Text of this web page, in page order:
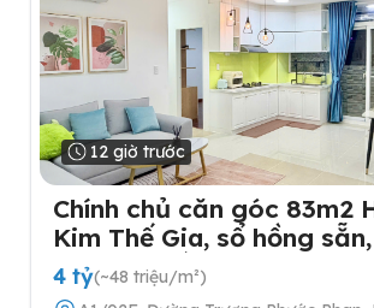
12 giờ trước
Chính chủ căn góc 83m2
Kim Thế Gia, sổ hồng sẵn,
full nội thất
4 tỷ(~48 triệu/m²)